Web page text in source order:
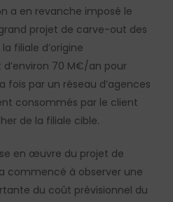
a en revanche imposé le
projet de carve-out des
filiale d’origine
70 M€/an pour
fois par un réseau d’agences
consommés par le client
de la filiale cible.
en œuvre du projet de
commencé à observer une
du coût prévisionnel du